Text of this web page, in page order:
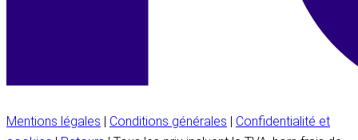
Mentions légales | Conditions générales | Confidentialité et